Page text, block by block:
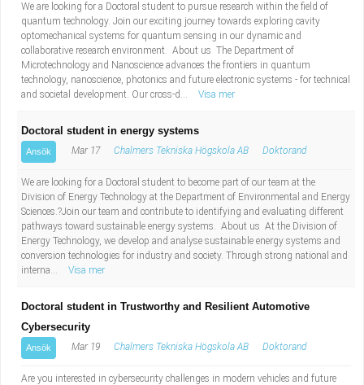
We are looking for a Doctoral student to pursue research within the field of
quantum technology. Join our exciting journey towards exploring cavity
optomechanical systems for quantum sensing in our dynamic and
collaborative research environment. About us The Department of
Microtechnology and Nanoscience advances the frontiers in quantum
technology, nanoscience, photonics and future electronic systems - for technical
and societal development. Our cross-d...
Visa mer
Doctoral student in energy systems
Ansök Mar 17 Chalmers Tekniska Högskola AB Doktorand
We are looking for a Doctoral student to become part of our team at the
Division of Energy Technology at the Department of Environmental and Energy
Sciences.?Join our team and contribute to identifying and evaluating different
pathways toward sustainable energy systems. About us At the Division of
Energy Technology, we develop and analyse sustainable energy systems and
conversion technologies for industry and society. Through strong national and
interna...
Visa mer
Doctoral student in Trustworthy and Resilient Automotive
Cybersecurity
Ansök Mar 19 Chalmers Tekniska Högskola AB Doktorand
Are you interested in cybersecurity challenges in modern vehicles and future